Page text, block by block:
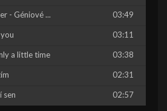
- Géniové ... 03:49
03:11
a little time 03:38
02:31
sen 02:57